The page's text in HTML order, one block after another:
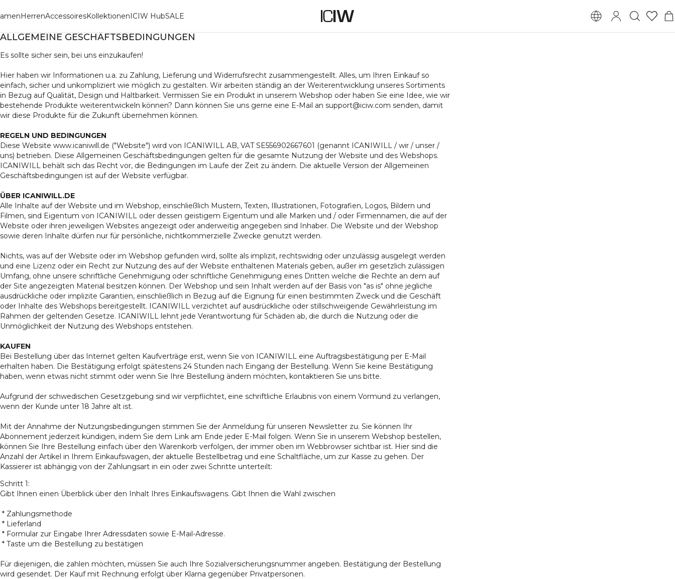
HerrenAccessoiresKollektionenICIW HubSALE
ALLGEMEINE GESCHÄFTSBEDINGUNGEN
Es sollte sicher sein, bei uns einzukaufen!
Hier haben wir Informationen u.a. zu Zahlung, Lieferung und Widerrufsrecht zusammengestellt. Alles, um Ihren Einkauf so
einfach, sicher und unkompliziert wie möglich zu gestalten. Wir arbeiten ständig an der Weiterentwicklung unseres Sortiments
in Bezug auf Qualität, Design und Haltbarkeit. Vermissen Sie ein Produkt in unserem Webshop oder haben Sie eine Idee, wie wir
bestehende Produkte weiterentwickeln können? Dann können Sie uns gerne eine E-Mail an support@iciw.com senden, damit
wir diese Produkte für die Zukunft übernehmen können.
REGELN UND BEDINGUNGEN
Diese Website www.icaniwill.de ("Website") wird von ICANIWILL AB, VAT SE556902667601 (genannt ICANIWILL / wir / unser /
uns) betrieben. Diese Allgemeinen Geschäftsbedingungen gelten für die gesamte Nutzung der Website und des Webshops.
ICANIWILL behält sich das Recht vor, die Bedingungen im Laufe der Zeit zu ändern. Die aktuelle Version der Allgemeinen
Geschäftsbedingungen ist auf der Website verfügbar.
ÜBER ICANIWILL.DE
Alle Inhalte auf der Website und im Webshop, einschließlich Mustern, Texten, Illustrationen, Fotografien, Logos, Bildern und
Filmen, sind Eigentum von ICANIWILL oder dessen geistigem Eigentum und alle Marken und / oder Firmennamen, die auf der
Website oder ihren jeweiligen Websites angezeigt oder anderweitig angegeben sind Inhaber. Die Website und der Webshop
sowie deren Inhalte dürfen nur für persönliche, nichtkommerzielle Zwecke genutzt werden.
Nichts, was auf der Website oder im Webshop gefunden wird, sollte als implizit, rechtswidrig oder unzulässig ausgelegt werden
und eine Lizenz oder ein Recht zur Nutzung des auf der Website enthaltenen Materials geben, außer im gesetzlich zulässigen
Umfang, ohne unsere schriftliche Genehmigung oder schriftliche Genehmigung eines Dritten welche die Rechte an dem auf
der Site angezeigten Material besitzen können. Der Webshop und sein Inhalt werden auf der Basis von "as is" ohne jegliche
ausdrückliche oder implizite Garantien, einschließlich in Bezug auf die Eignung für einen bestimmten Zweck und die Geschäft
oder Inhalte des Webshops bereitgestellt. ICANIWILL verzichtet auf ausdrückliche oder stillschweigende Gewährleistung im
Rahmen der geltenden Gesetze. ICANIWILL lehnt jede Verantwortung für Schäden ab, die durch die Nutzung oder die
Unmöglichkeit der Nutzung des Webshops entstehen.
KAUFEN
Bei Bestellung über das Internet gelten Kaufverträge erst, wenn Sie von ICANIWILL eine Auftragsbestätigung per E-Mail
erhalten haben. Die Bestätigung erfolgt spätestens 24 Stunden nach Eingang der Bestellung. Wenn Sie keine Bestätigung
haben, wenn etwas nicht stimmt oder wenn Sie Ihre Bestellung ändern möchten, kontaktieren Sie uns bitte.
Aufgrund der schwedischen Gesetzgebung sind wir verpflichtet, eine schriftliche Erlaubnis von einem Vormund zu verlangen,
wenn der Kunde unter 18 Jahre alt ist.
Mit der Annahme der Nutzungsbedingungen stimmen Sie der Anmeldung für unseren Newsletter zu. Sie können Ihr
Abonnement jederzeit kündigen, indem Sie dem Link am Ende jeder E-Mail folgen. Wenn Sie in unserem Webshop bestellen,
können Sie Ihre Bestellung einfach über den Warenkorb verfolgen, der immer oben im Webbrowser sichtbar ist. Hier sind die
Anzahl der Artikel in Ihrem Einkaufswagen, der aktuelle Bestellbetrag und eine Schaltfläche, um zur Kasse zu gehen. Der
Kassierer ist abhängig von der Zahlungsart in ein oder zwei Schritte unterteilt:
Schritt 1:
Gibt Ihnen einen Überblick über den Inhalt Ihres Einkaufswagens. Gibt Ihnen die Wahl zwischen
* Zahlungsmethode
* Lieferland
* Formular zur Eingabe Ihrer Adressdaten sowie E-Mail-Adresse.
* Taste um die Bestellung zu bestätigen
Für diejenigen, die zahlen möchten, müssen Sie auch Ihre Sozialversicherungsnummer angeben. Bestätigung der Bestellung
wird gesendet. Der Kauf mit Rechnung erfolgt über Klarna gegenüber Privatpersonen.